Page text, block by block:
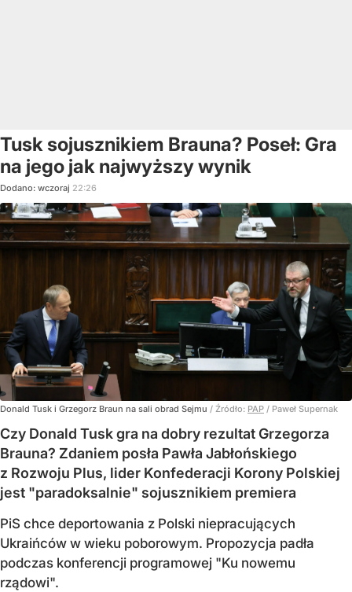
Tusk sojusznikiem Brauna? Poseł: Gra
na jego jak najwyższy wynik
Dodano: wczoraj 22:26
Donald Tusk i Grzegorz Braun na sali obrad Sejmu / Źródło: PAP / Paweł Supernak
Czy Donald Tusk gra na dobry rezultat Grzegorza
Brauna? Zdaniem posła Pawła Jabłońskiego
z Rozwoju Plus, lider Konfederacji Korony Polskiej
jest "paradoksalnie" sojusznikiem premiera
PiS chce deportowania z Polski niepracujących
Ukraińców w wieku poborowym. Propozycja padła
podczas konferencji programowej "Ku nowemu
rządowi".